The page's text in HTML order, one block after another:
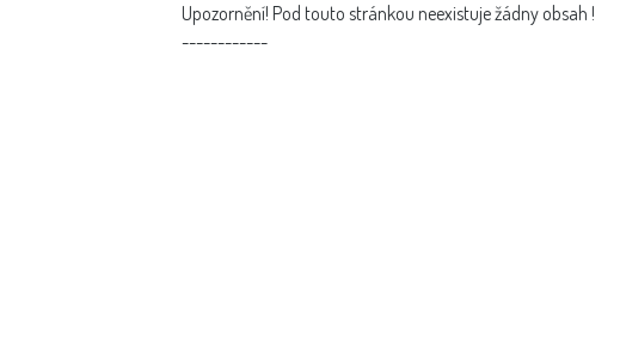
Upozornění! Pod touto stránkou neexistuje žádny obsah !
------------